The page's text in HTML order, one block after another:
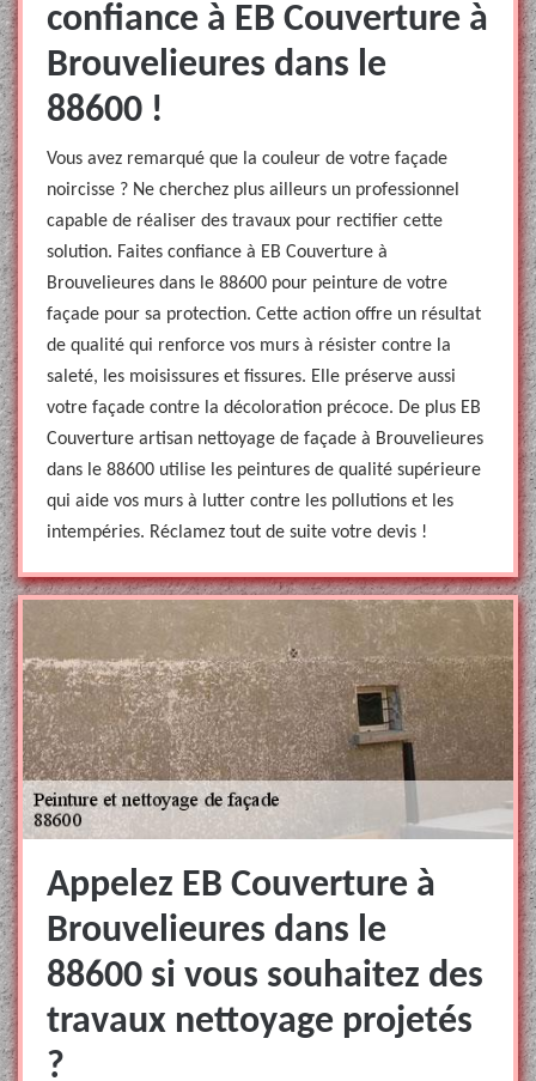
confiance à EB Couverture à
Brouvelieures dans le
88600 !
Vous avez remarqué que la couleur de votre façade
noircisse ? Ne cherchez plus ailleurs un professionnel
capable de réaliser des travaux pour rectifier cette
solution. Faites confiance à EB Couverture à
Brouvelieures dans le 88600 pour peinture de votre
façade pour sa protection. Cette action offre un résultat
de qualité qui renforce vos murs à résister contre la
saleté, les moisissures et fissures. Elle préserve aussi
votre façade contre la décoloration précoce. De plus EB
Couverture artisan nettoyage de façade à Brouvelieures
dans le 88600 utilise les peintures de qualité supérieure
qui aide vos murs à lutter contre les pollutions et les
intempéries. Réclamez tout de suite votre devis !
Appelez EB Couverture à
Brouvelieures dans le
88600 si vous souhaitez des
travaux nettoyage projetés
?